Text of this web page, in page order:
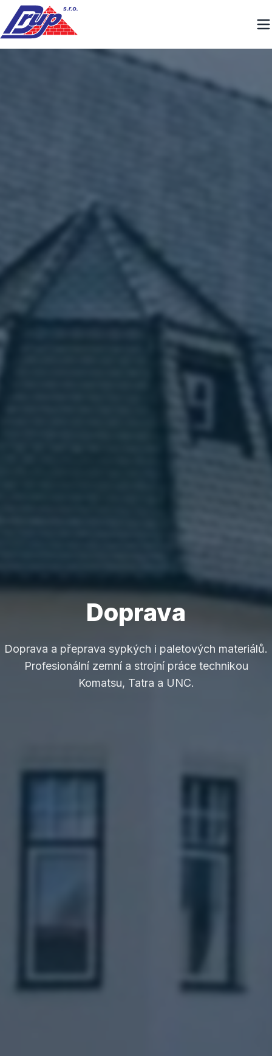
Doprava
Doprava a přeprava sypkých i paletových materiálů.
Profesionální zemní a strojní práce technikou
Komatsu, Tatra a UNC.